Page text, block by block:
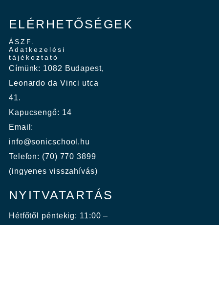
ELÉRHETŐSÉGEK
ÁSZF.
Adatkezelési
tájékoztató
Címünk: 1082 Budapest,
Leonardo da Vinci utca
41.
Kapucsengő: 14
Email:
info@sonicschool.hu
Telefon: (70) 770 3899
(ingyenes visszahívás)
NYITVATARTÁS
Hétfőtől péntekig: 11:00 –